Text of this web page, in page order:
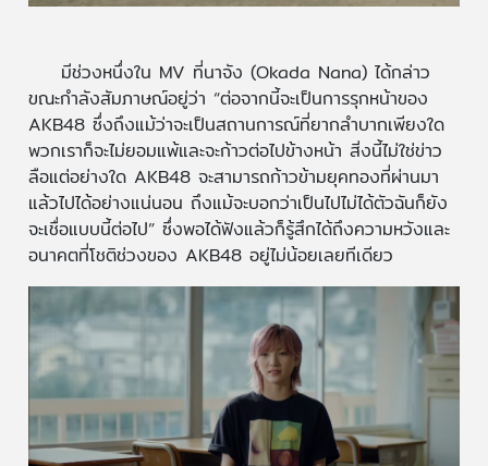
มีช่วงหนึ่งใน MV ที่นาจัง (Okada Nana) ได้กล่าว
ขณะกำลังสัมภาษณ์อยู่ว่า “ต่อจากนี้จะเป็นการรุกหน้าของ
AKB48 ซึ่งถึงแม้ว่าจะเป็นสถานการณ์ที่ยากลำบากเพียงใด
พวกเราก็จะไม่ยอมแพ้และจะก้าวต่อไปข้างหน้า สิ่งนี้ไม่ใช่ข่าว
ลือแต่อย่างใด AKB48 จะสามารถก้าวข้ามยุคทองที่ผ่านมา
แล้วไปได้อย่างแน่นอน ถึงแม้จะบอกว่าเป็นไปไม่ได้ตัวฉันก็ยัง
จะเชื่อแบบนี้ต่อไป” ซึ่งพอได้ฟังแล้วก็รู้สึกได้ถึงความหวังและ
อนาคตที่โชติช่วงของ AKB48 อยู่ไม่น้อยเลยทีเดียว